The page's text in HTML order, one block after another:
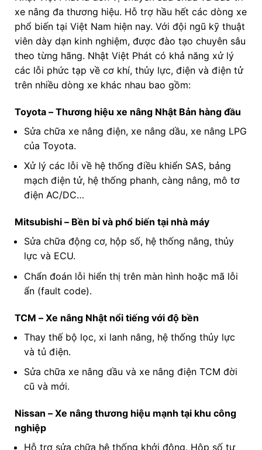
xe nâng đa thương hiệu. Hỗ trợ hầu hết các dòng xe
phổ biến tại Việt Nam hiện nay. Với đội ngũ kỹ thuật
viên dày dạn kinh nghiệm, được đào tạo chuyên sâu
theo từng hãng. Nhật Việt Phát có khả năng xử lý
các lỗi phức tạp về cơ khí, thủy lực, điện và điện tử
trên nhiều dòng xe khác nhau bao gồm:
Toyota – Thương hiệu xe nâng Nhật Bản hàng đầu
Sửa chữa xe nâng điện, xe nâng dầu, xe nâng LPG
của Toyota.
Xử lý các lỗi về hệ thống điều khiển SAS, bảng
mạch điện tử, hệ thống phanh, càng nâng, mô tơ
điện AC/DC…
Mitsubishi – Bền bỉ và phổ biến tại nhà máy
Sửa chữa động cơ, hộp số, hệ thống nâng, thủy
lực và ECU.
Chẩn đoán lỗi hiển thị trên màn hình hoặc mã lỗi
ẩn (fault code).
TCM – Xe nâng Nhật nổi tiếng với độ bền
Thay thế bộ lọc, xi lanh nâng, hệ thống thủy lực
và tủ điện.
Sửa chữa xe nâng dầu và xe nâng điện TCM đời
cũ và mới.
Nissan – Xe nâng thương hiệu mạnh tại khu công
nghiệp
Hỗ trợ sửa chữa hệ thống khởi động. Hộp số tự